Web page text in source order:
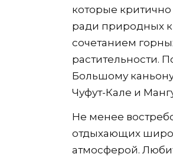
которые
ради природных
сочетанием
растительности.
Большому
Чуфут-Кале и
Не менее
отдыхающих
атмосферой.